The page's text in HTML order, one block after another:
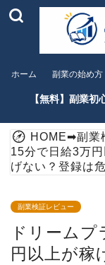
ホーム 副業の始め方
【無料】副業
HOME➡副業
15分で日給3万
げない？登録は
副業検証レビュー
ドリーム
円以上が稼